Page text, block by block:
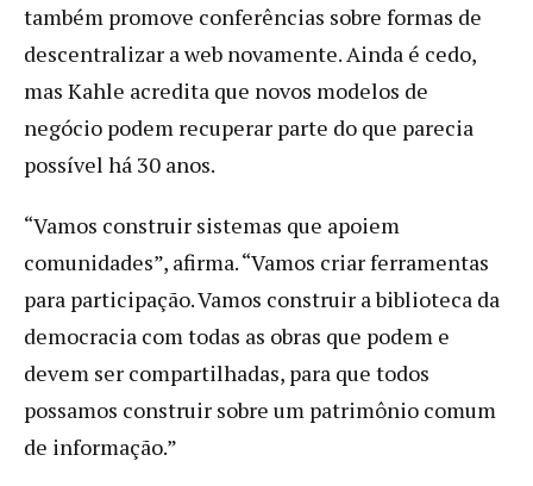
também promove conferências sobre formas de
descentralizar a web novamente. Ainda é cedo,
mas Kahle acredita que novos modelos de
negócio podem recuperar parte do que parecia
possível há 30 anos.
“Vamos construir sistemas que apoiem
comunidades”, afirma. “Vamos criar ferramentas
para participação. Vamos construir a biblioteca da
democracia com todas as obras que podem e
devem ser compartilhadas, para que todos
possamos construir sobre um patrimônio comum
de informação.”